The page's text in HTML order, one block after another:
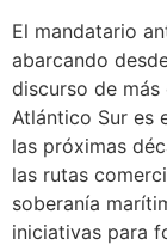
El mandatario
abarcando
discurso de más
Atlántico Sur es
las próximas
las rutas
soberanía
iniciativas para